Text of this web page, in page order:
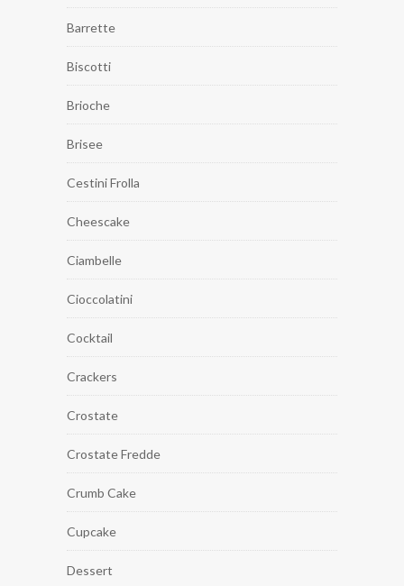
Barrette
Biscotti
Brioche
Brisee
Cestini Frolla
Cheescake
Ciambelle
Cioccolatini
Cocktail
Crackers
Crostate
Crostate Fredde
Crumb Cake
Cupcake
Dessert